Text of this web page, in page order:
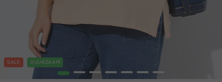
SALE DUURZAAM
1 2 3 4 5 6 7